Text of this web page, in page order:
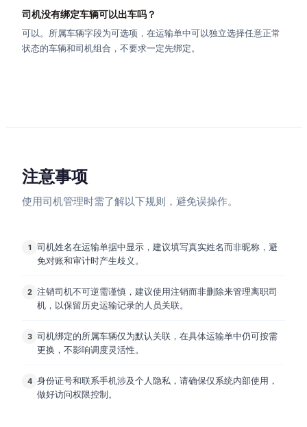
司机没有绑定车辆可以出车吗？
可以。所属车辆字段为可选项，在运输单中可以独立选择任意正常
状态的车辆和司机组合，不要求一定先绑定。
注意事项
使用司机管理时需了解以下规则，避免误操作。
1
司机姓名在运输单据中显示，建议填写真实姓名而非昵称，避
免对账和审计时产生歧义。
2 注销司机不可逆需谨慎，建议使用注销而非删除来管理离职司
机，以保留历史运输记录的人员关联。
3 司机绑定的所属车辆仅为默认关联，在具体运输单中仍可按需
更换，不影响调度灵活性。
4 身份证号和联系手机涉及个人隐私，请确保仅系统内部使用，
做好访问权限控制。